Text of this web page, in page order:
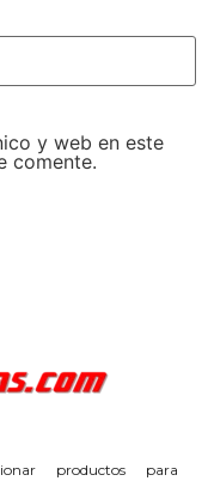
y web en este
comente.
productos para